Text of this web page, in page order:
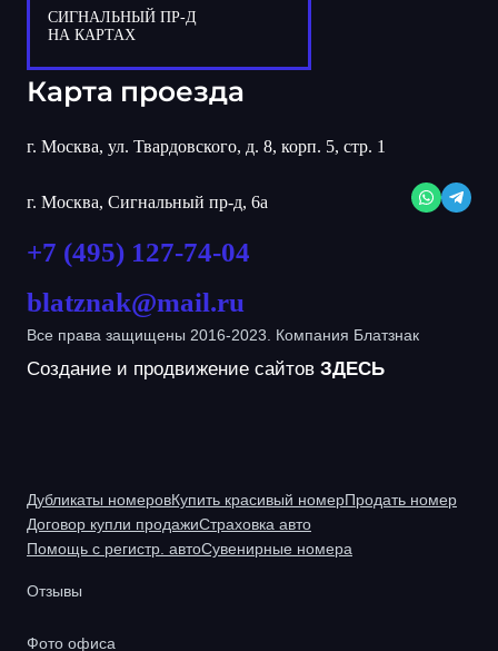
СИГНАЛЬНЫЙ ПР-Д
НА КАРТАХ
Карта проезда
г. Москва, ул. Твардовского, д. 8, корп. 5, стр. 1
г. Москва, Сигнальный пр-д, 6а
+7 (495) 127-74-04
blatznak@mail.ru
Все права защищены 2016-2023. Компания Блатзнак
Создание и продвижение сайтов ЗДЕСЬ
Дубликаты номеровКупить красивый номерПродать номер
Договор купли продажиСтраховка авто
Помощь с регистр. автоСувенирные номера
Отзывы
Фото офиса